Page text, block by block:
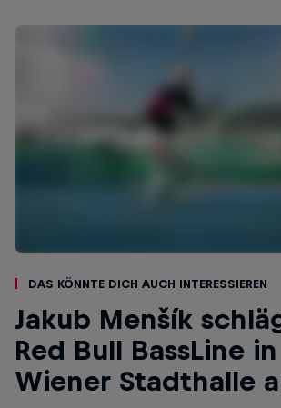
Das könnte dich auch interessieren
Jakub Menšík
Red Bull BassLine
Wiener Stadthalle